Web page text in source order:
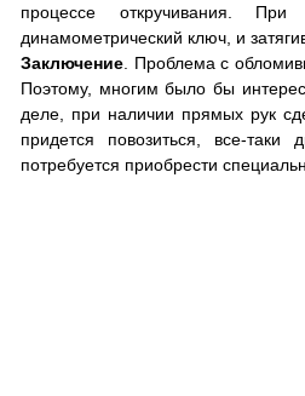
процессе откручивания.
динамометрический ключ, и
Заключение . Проблема с
Поэтому, многим было бы
деле, при наличии прямых рук
придется повозиться, все-
потребуется приобрести